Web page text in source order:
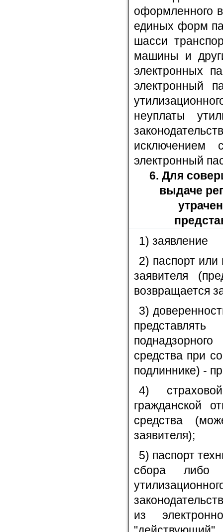
оформленного
единых форм
шасси
машины и
электронных
электронный
неуплаты
исключением
электронный
6. Для
выдаче
1) заявление
2) паспорт
заявителя
возвращается
3)
средства при
подлиннике) -
4)
гражданской
средства
заявителя);
5) паспорт
сбора либо
из